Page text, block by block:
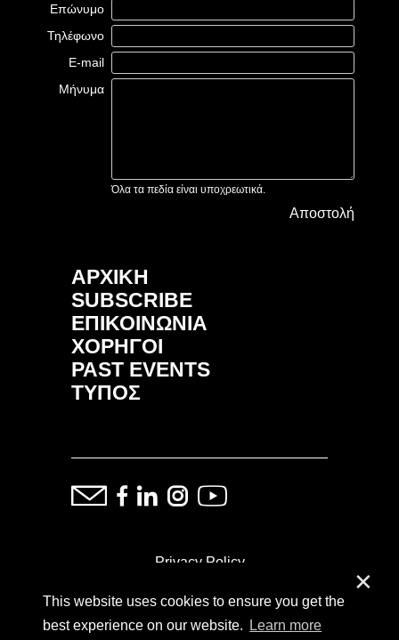
This website uses cookies to ensure you get the
best experience on our website.
Learn more
✕
Επώνυμο
Τηλέφωνο
E-mail
Μήνυμα
Όλα τα πεδία είναι υποχρεωτικά.
Αποστολή
ΑΡΧΙΚΗ
SUBSCRIBE
ΕΠΙΚΟΙΝΩΝΙΑ
ΧΟΡΗΓΟΙ
PAST EVENTS
ΤΥΠΟΣ
Privacy Policy
ⓒ Copyright: Demand Fairs & Media, 2014-2026